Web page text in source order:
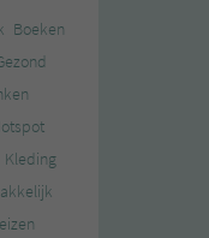
Boeken
Kleding